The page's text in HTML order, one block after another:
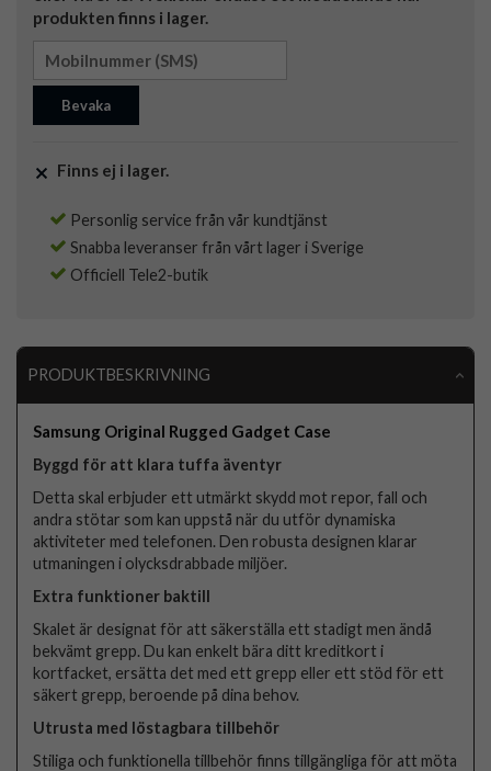
produkten finns i lager.
Bevaka
Finns ej i lager.
Personlig service från vår kundtjänst
Snabba leveranser från vårt lager i Sverige
Officiell Tele2-butik
PRODUKTBESKRIVNING
Samsung Original Rugged Gadget Case
Byggd för att klara tuffa äventyr
Detta skal erbjuder ett utmärkt skydd mot repor, fall och
andra stötar som kan uppstå när du utför dynamiska
aktiviteter med telefonen. Den robusta designen klarar
utmaningen i olycksdrabbade miljöer.
Extra funktioner baktill
Skalet är designat för att säkerställa ett stadigt men ändå
bekvämt grepp. Du kan enkelt bära ditt kreditkort i
kortfacket, ersätta det med ett grepp eller ett stöd för ett
säkert grepp, beroende på dina behov.
Utrusta med löstagbara tillbehör
Stiliga och funktionella tillbehör finns tillgängliga för att möta